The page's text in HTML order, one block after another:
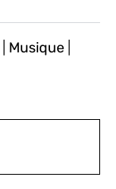
Musique